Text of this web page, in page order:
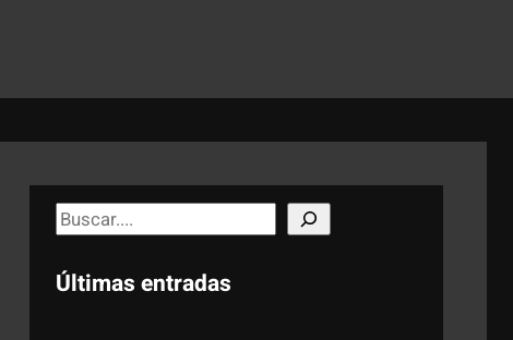
S
e
a
Últimas entradas